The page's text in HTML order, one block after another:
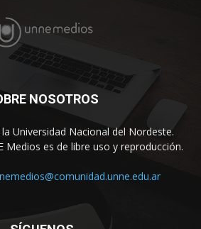
NOSOTROS
Universidad Nacional del Nordeste.
Medios es de libre uso y reproducción.